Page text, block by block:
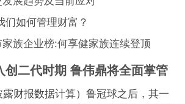
创二代时期 鲁伟鼎将全面掌管
报数据计算）鲁冠球之后，其一